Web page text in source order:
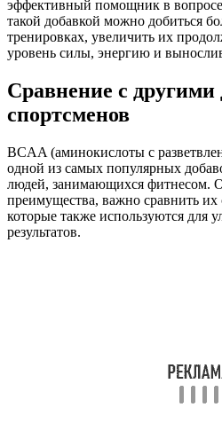
эффективный помощник в
такой добавкой можно добиться
тренировках, увеличить их
уровень силы, энергию и
Сравнение с другими
спортсменов
BCAA (аминокислоты с
одной из самых популярных
людей, занимающихся фитнесом.
преимущества, важно сравнить
которые также используются для
результатов.